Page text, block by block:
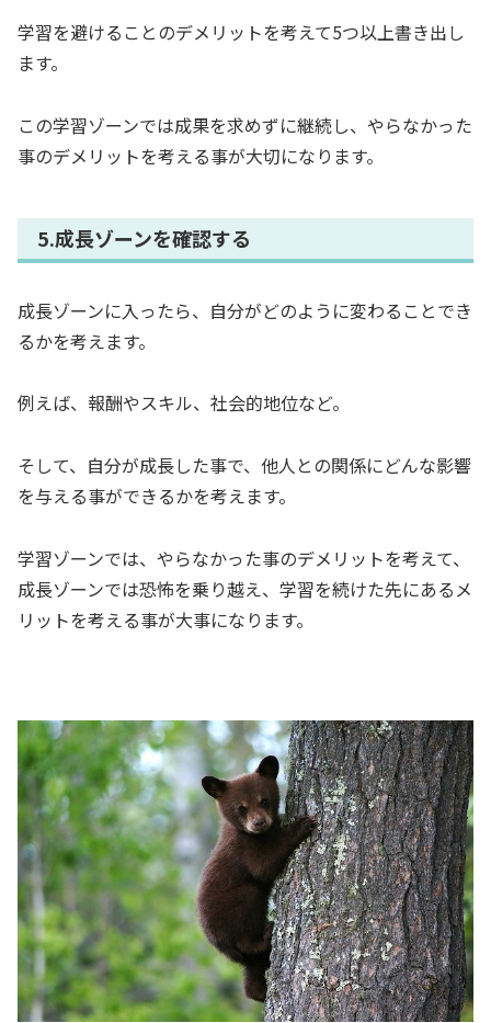
学習を避けることのデメリットを考えて5つ以上書き出し
ます。
この学習ゾーンでは成果を求めずに継続し、やらなかった
事のデメリットを考える事が大切になります。
5.成長ゾーンを確認する
成長ゾーンに入ったら、自分がどのように変わることでき
るかを考えます。
例えば、報酬やスキル、社会的地位など。
そして、自分が成長した事で、他人との関係にどんな影響
を与える事ができるかを考えます。
学習ゾーンでは、やらなかった事のデメリットを考えて、
成長ゾーンでは恐怖を乗り越え、学習を続けた先にあるメ
リットを考える事が大事になります。